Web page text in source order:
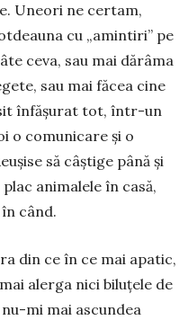
Uneori ne certam,
cu „amintiri” pe
ceva, sau mai dă­râma
sau mai făcea cine
înfășurat tot, într-un
o comunicare și o
să câștige până și
animalele în casă,
când.
din ce în ce mai apatic,
alerga nici biluțele de
mi mai ascundea